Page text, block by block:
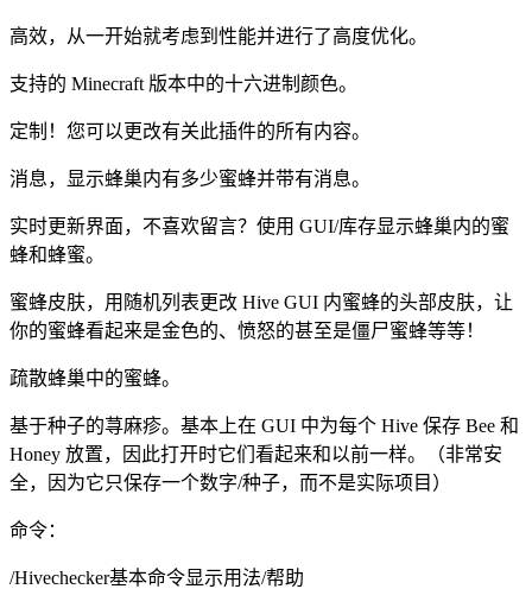
高效，从一开始就考虑到性能并进行了高度优化。
支持的 Minecraft 版本中的十六进制颜色。
定制！您可以更改有关此插件的所有内容。
消息，显示蜂巢内有多少蜜蜂并带有消息。
实时更新界面，不喜欢留言？使用 GUI/库存显示蜂巢内的蜜
蜂和蜂蜜。
蜜蜂皮肤，用随机列表更改 Hive GUI 内蜜蜂的头部皮肤，让
你的蜜蜂看起来是金色的、愤怒的甚至是僵尸蜜蜂等等！
疏散蜂巢中的蜜蜂。
基于种子的荨麻疹。基本上在 GUI 中为每个 Hive 保存 Bee 和
Honey 放置，因此打开时它们看起来和以前一样。（非常安
全，因为它只保存一个数字/种子，而不是实际项目）
命令：
/Hivechecker基本命令显示用法/帮助